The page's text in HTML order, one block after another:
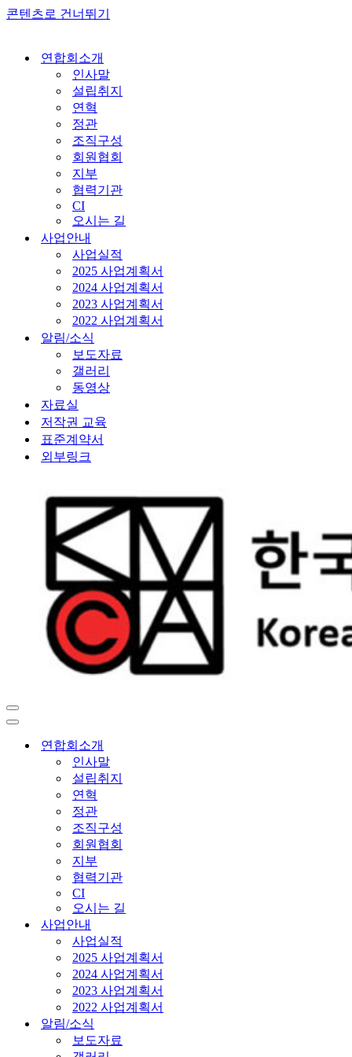
콘텐츠로 건너뛰기
연합회소개
인사말
설립취지
연혁
정관
조직구성
회원협회
지부
협력기관
CI
오시는 길
사업안내
사업실적
2025 사업계획서
2024 사업계획서
2023 사업계획서
2022 사업계획서
알림/소식
보도자료
갤러리
동영상
자료실
저작권 교육
표준계약서
외부링크
내
비
내
연합회소개
인사말
설립취지
연혁
정관
조직구성
회원협회
지부
협력기관
CI
오시는 길
사업안내
사업실적
2025 사업계획서
2024 사업계획서
2023 사업계획서
2022 사업계획서
알림/소식
보도자료